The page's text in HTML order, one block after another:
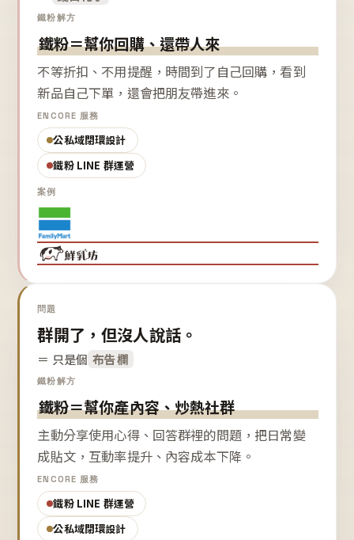
鐵粉解方
鐵粉＝幫你回購、還帶人來
不等折扣、不用提醒，時間到了自己回購，看到
新品自己下單，還會把朋友帶進來。
ENCORE 服務
公私域閉環設計
鐵粉 LINE 群運營
案例
問題
群開了，但沒人說話。
＝ 只是個 布告欄
鐵粉解方
鐵粉＝幫你產內容、炒熱社群
主動分享使用心得、回答群裡的問題，把日常變
成貼文，互動率提升、內容成本下降。
ENCORE 服務
鐵粉 LINE 群運營
公私域閉環設計